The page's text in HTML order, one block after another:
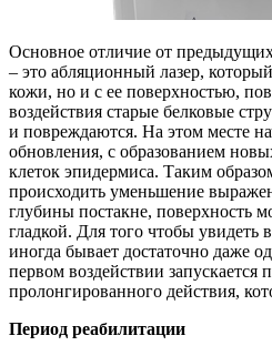
Основное отличие от
– это абляционный лазер,
кожи, но и с ее поверхностью,
воздействия старые белковые
и повреждаются. На этом месте
обновления, с образованием
клеток эпидермиса. Таким
происходить уменьшение
глубины постакне, поверхность
гладкой. Для того чтобы увидеть
иногда бывает достаточно даже
первом воздействии
пролонгированного действия,
Период реабилитации